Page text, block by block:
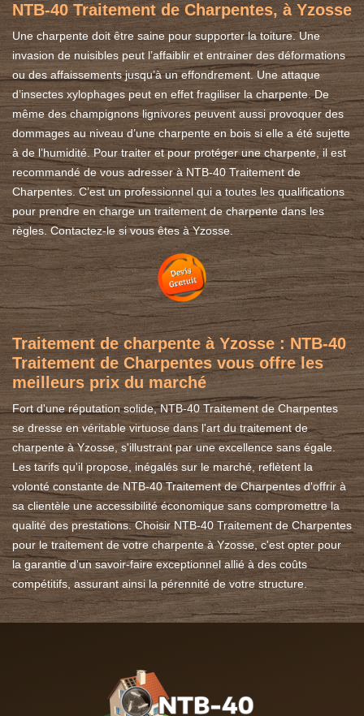
NTB-40 Traitement de Charpentes, à Yzosse
Une charpente doit être saine pour supporter la toiture. Une
invasion de nuisibles peut l’affaiblir et entrainer des déformations
ou des affaissements jusqu’à un effondrement. Une attaque
d’insectes xylophages peut en effet fragiliser la charpente. De
même des champignons lignivores peuvent aussi provoquer des
dommages au niveau d’une charpente en bois si elle a été sujette
à de l’humidité. Pour traiter et pour protéger une charpente, il est
recommandé de vous adresser à NTB-40 Traitement de
Charpentes. C’est un professionnel qui a toutes les qualifications
pour prendre en charge un traitement de charpente dans les
règles. Contactez-le si vous êtes à Yzosse.
Traitement de charpente à Yzosse : NTB-40
Traitement de Charpentes vous offre les
meilleurs prix du marché
Fort d'une réputation solide, NTB-40 Traitement de Charpentes
se dresse en véritable virtuose dans l'art du traitement de
charpente à Yzosse, s'illustrant par une excellence sans égale.
Les tarifs qu'il propose, inégalés sur le marché, reflètent la
volonté constante de NTB-40 Traitement de Charpentes d'offrir à
sa clientèle une accessibilité économique sans compromettre la
qualité des prestations. Choisir NTB-40 Traitement de Charpentes
pour le traitement de votre charpente à Yzosse, c'est opter pour
la garantie d'un savoir-faire exceptionnel allié à des coûts
compétitifs, assurant ainsi la pérennité de votre structure.